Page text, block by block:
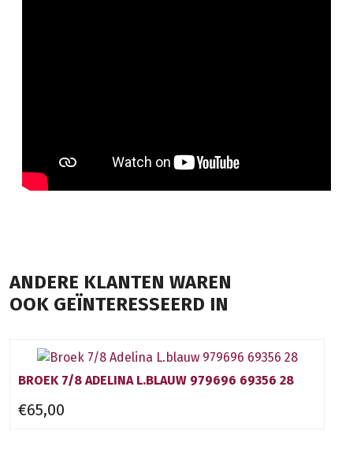
ANDERE KLANTEN WAREN
OOK GEÏNTERESSEERD IN
BROEK 7/8 ADELINA L.BLAUW 979696 69356 28
€65,00